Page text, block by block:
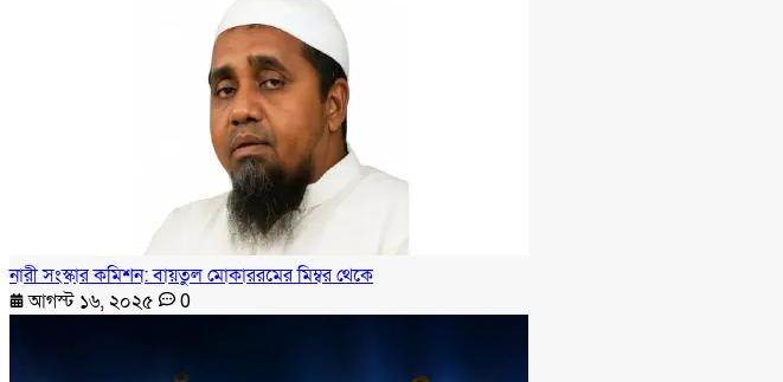
নারী সংস্কার কমিশন: বায়তুল মোকাররমের মিম্বর থেকে
আগস্ট ১৬, ২০২৫
0